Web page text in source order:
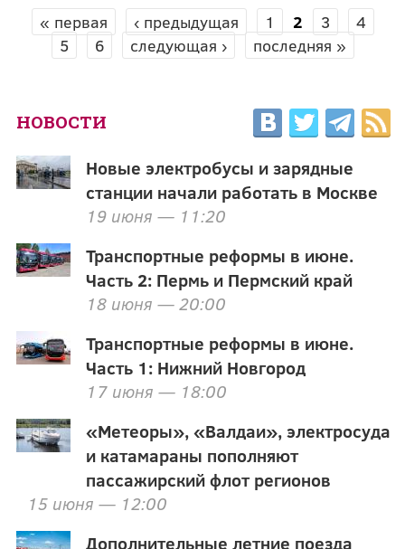
СТРАНИЦЫ
« первая ‹ предыдущая 1 2 3
4
5
6 следующая › последняя »
НОВОСТИ
Новые электробусы и зарядные
станции начали работать в Москве
19 июня — 11:20
Транспортные реформы в июне.
Часть 2: Пермь и Пермский край
18 июня — 20:00
Транспортные реформы в июне.
Часть 1: Нижний Новгород
17 июня — 18:00
«Метеоры», «Валдаи», электросуда
и катамараны пополняют
пассажирский флот регионов
15 июня — 12:00
Дополнительные летние поезда